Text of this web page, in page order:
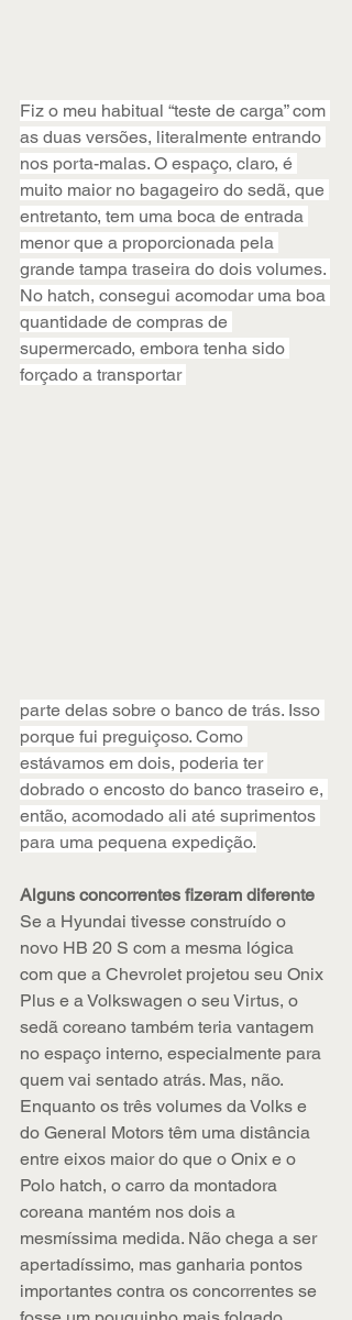
Fiz o meu habitual “teste de carga” com
as duas versões, literalmente entrando
nos porta-malas. O espaço, claro, é
muito maior no bagageiro do sedã, que
entretanto, tem uma boca de entrada
menor que a proporcionada pela
grande tampa traseira do dois volumes.
No hatch, consegui acomodar uma boa
quantidade de compras de
supermercado, embora tenha sido
forçado a transportar
parte delas sobre o banco de trás. Isso
porque fui preguiçoso. Como
estávamos em dois, poderia ter
dobrado o encosto do banco traseiro e,
então, acomodado ali até suprimentos
para uma pequena expedição.
Alguns concorrentes fizeram diferente
Se a Hyundai tivesse construído o
novo HB 20 S com a mesma lógica
com que a Chevrolet projetou seu Onix
Plus e a Volkswagen o seu Virtus, o
sedã coreano também teria vantagem
no espaço interno, especialmente para
quem vai sentado atrás. Mas, não.
Enquanto os três volumes da Volks e
do General Motors têm uma distância
entre eixos maior do que o Onix e o
Polo hatch, o carro da montadora
coreana mantém nos dois a
mesmíssima medida. Não chega a ser
apertadíssimo, mas ganharia pontos
importantes contra os concorrentes se